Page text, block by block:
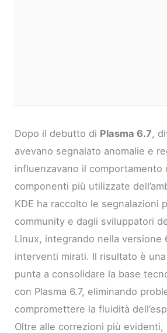
Dopo il debutto di Plasma 6.7,
avevano segnalato anomalie e
influenzavano il comportamento
componenti più utilizzate
KDE ha raccolto le segnalazioni
community e dagli sviluppatori
Linux, integrando nella versione
interventi mirati. Il risultato è
punta a consolidare la base
con Plasma 6.7, eliminando
compromettere la fluidità
Oltre alle correzioni più evidenti,